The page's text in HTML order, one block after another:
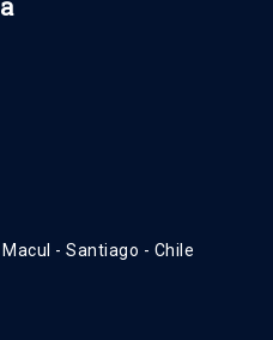
- Santiago - Chile